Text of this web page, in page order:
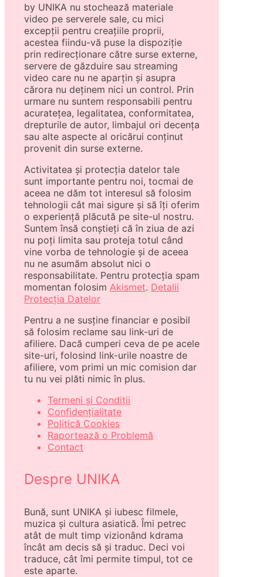
by UNIKA nu stochează materiale
video pe serverele sale, cu mici
excepții pentru creațiile proprii,
acestea fiindu-vă puse la dispoziție
prin redirecționare către surse externe,
servere de găzduire sau streaming
video care nu ne aparțin și asupra
cărora nu deținem nici un control. Prin
urmare nu suntem responsabili pentru
acuratețea, legalitatea, conformitatea,
drepturile de autor, limbajul ori decența
sau alte aspecte al oricărui conținut
provenit din surse externe.
Activitatea și protecția datelor tale
sunt importante pentru noi, tocmai de
aceea ne dăm tot interesul să folosim
tehnologii cât mai sigure și să îți oferim
o experiență plăcută pe site-ul nostru.
Suntem însă conștieți că în ziua de azi
nu poți limita sau proteja totul când
vine vorba de tehnologie și de aceea
nu ne asumăm absolut nici o
responsabilitate. Pentru protecția spam
momentan folosim Akismet. Detalii
Protecția Datelor
Pentru a ne susține financiar e posibil
să folosim reclame sau link-uri de
afiliere. Dacă cumperi ceva de pe acele
site-uri, folosind link-urile noastre de
afiliere, vom primi un mic comision dar
tu nu vei plăti nimic în plus.
Termeni și Condiții
Confidențialitate
Politică Cookies
Raportează o Problemă
Contact
Despre UNIKA
Bună, sunt UNIKA și iubesc filmele,
muzica și cultura asiatică. Îmi petrec
atât de mult timp vizionând kdrama
încât am decis să și traduc. Deci voi
traduce, cât îmi permite timpul, tot ce
este aparte.